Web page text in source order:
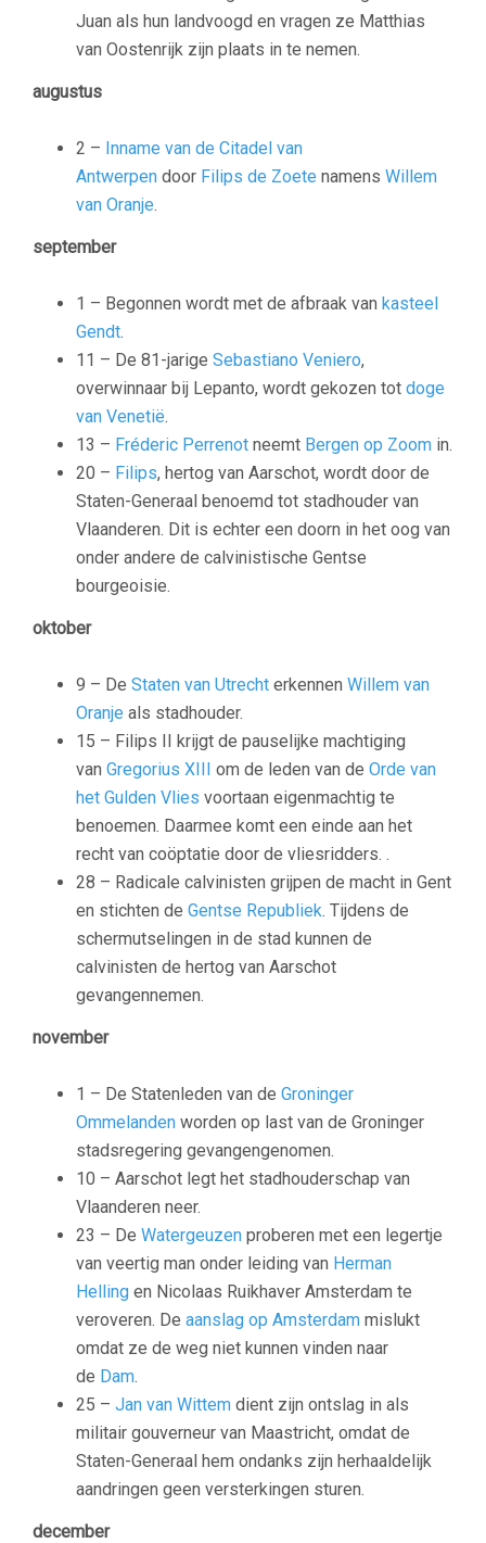
Juan als hun landvoogd en vragen ze Matthias
van Oostenrijk zijn plaats in te nemen.
augustus
2 – Inname van de Citadel van
Antwerpen door Filips de Zoete namens Willem
van Oranje.
september
1 – Begonnen wordt met de afbraak van kasteel
Gendt.
11 – De 81-jarige Sebastiano Veniero,
overwinnaar bij Lepanto, wordt gekozen tot doge
van Venetië.
13 – Fréderic Perrenot neemt Bergen op Zoom in.
20 – Filips, hertog van Aarschot, wordt door de
Staten-Generaal benoemd tot stadhouder van
Vlaanderen. Dit is echter een doorn in het oog van
onder andere de calvinistische Gentse
bourgeoisie.
oktober
9 – De Staten van Utrecht erkennen Willem van
Oranje als stadhouder.
15 – Filips II krijgt de pauselijke machtiging
van Gregorius XIII om de leden van de Orde van
het Gulden Vlies voortaan eigenmachtig te
benoemen. Daarmee komt een einde aan het
recht van coöptatie door de vliesridders. .
28 – Radicale calvinisten grijpen de macht in Gent
en stichten de Gentse Republiek. Tijdens de
schermutselingen in de stad kunnen de
calvinisten de hertog van Aarschot
gevangennemen.
november
1 – De Statenleden van de Groninger
Ommelanden worden op last van de Groninger
stadsregering gevangengenomen.
10 – Aarschot legt het stadhouderschap van
Vlaanderen neer.
23 – De Watergeuzen proberen met een legertje
van veertig man onder leiding van Herman
Helling en Nicolaas Ruikhaver Amsterdam te
veroveren. De aanslag op Amsterdam mislukt
omdat ze de weg niet kunnen vinden naar
de Dam.
25 – Jan van Wittem dient zijn ontslag in als
militair gouverneur van Maastricht, omdat de
Staten-Generaal hem ondanks zijn herhaaldelijk
aandringen geen versterkingen sturen.
december